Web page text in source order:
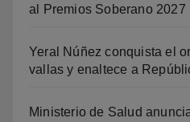
al Premios Soberano 2027
Yeral Núñez conquista el
vallas y enaltece a
Ministerio de Salud